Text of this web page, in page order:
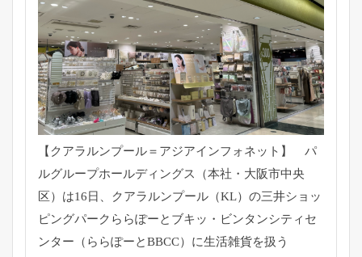
【クアラルンプール＝アジアインフォネット】 パ
ルグループホールディングス（本社・大阪市中央
区）は16日、
クアラルンプール（KL） の三井ショッ
ピングパークららぽーとブキッ・ ビンタンシティセ
ンター（ららぽーとBBCC） に生活雑貨を扱う